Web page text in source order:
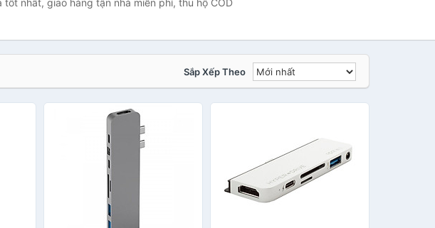
nhất, giao hàng tận nhà miễn phí, thu hộ COD
Sắp Xếp Theo